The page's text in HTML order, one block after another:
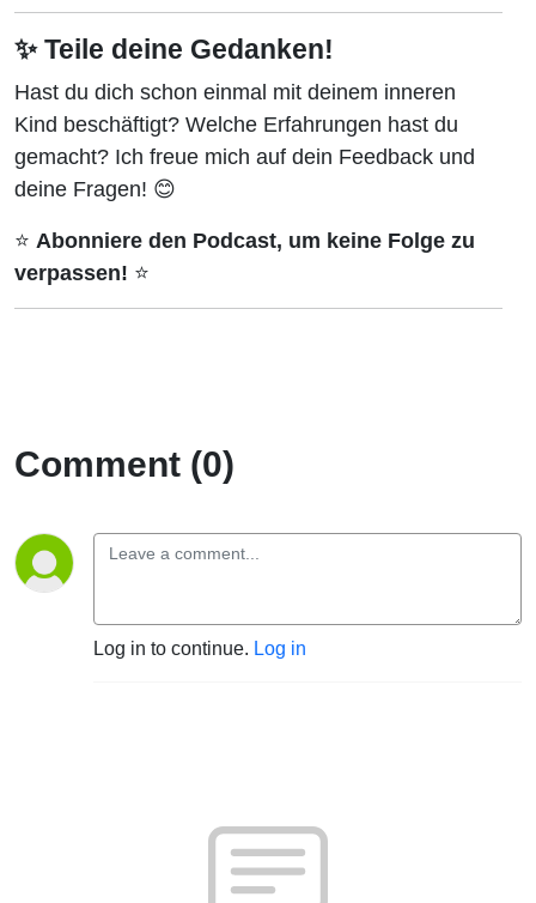
✨ Teile deine Gedanken!
Hast du dich schon einmal mit deinem inneren
Kind beschäftigt? Welche Erfahrungen hast du
gemacht? Ich freue mich auf dein Feedback und
deine Fragen! 😊
⭐ Abonniere den Podcast, um keine Folge zu
verpassen! ⭐
Comment (0)
Log in to continue. Log in